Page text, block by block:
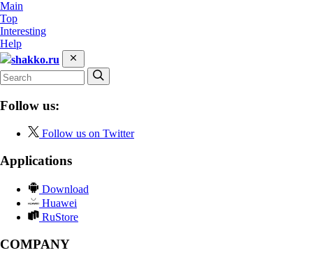
Main
Top
Interesting
Help
shakko.ru
Follow us:
Follow us on Twitter
Applications
Download
Huawei
RuStore
COMPANY